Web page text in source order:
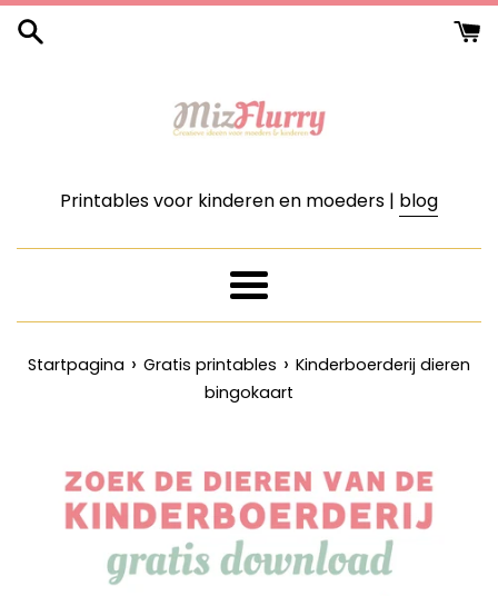
Meteen
naar
Printables voor kinderen en moeders | blog
Menu
Startpagina › Gratis printables › Kinderboerderij dieren
bingokaart